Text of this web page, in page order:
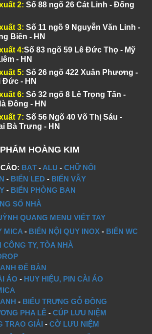
2: Số 88 ngõ 26 Cát Linh - Đống
3: Số 11 ngõ 9 Nguyễn Văn Linh -
Biên - HN
4:Số 83 ngõ 59 Lê Đức Thọ - Mỹ
- HN
5: Số 26 ngõ 422 Xuân Phương -
Đức - HN
6: Số 32 ngõ 8 Lê Trọng Tấn -
Đông - HN
7: Số 56 Ngõ 40 Võ Thị Sáu -
Bà Trưng - HN
HOÀNG KIM
BẠT - ALU - CHỮ NỔI
- BIỂN LED - BIỂN VẪY
- BIỂN PHÒNG BAN
SỐ NHÀ
QUANG MENU VIẾT TAY
MICA - BIỂN NỘI QUY INOX - BIỂN WC
CÔNG TY, TÒA NHÀ
ĐỂ BÀN
ÁO - HUY HIỆU, PIN CÀI ÁO
- BIỂU TRƯNG GỖ ĐỒNG
PHA LÊ - CÚP LƯU NIỆM
TRAO GIẢI - CỜ LƯU NIỆM